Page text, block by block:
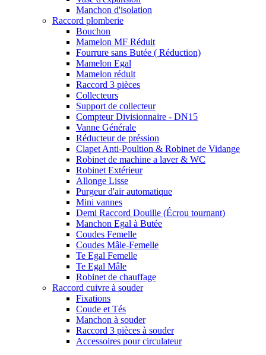
Manchon d'isolation
Raccord plomberie
Bouchon
Mamelon MF Réduit
Fourrure sans Butée ( Réduction)
Mamelon Egal
Mamelon réduit
Raccord 3 pièces
Collecteurs
Support de collecteur
Compteur Divisionnaire - DN15
Vanne Générale
Réducteur de préssion
Clapet Anti-Poultion & Robinet de Vidange
Robinet de machine a laver & WC
Robinet Extérieur
Allonge Lisse
Purgeur d'air automatique
Mini vannes
Demi Raccord Douille (Écrou tournant)
Manchon Egal à Butée
Coudes Femelle
Coudes Mâle-Femelle
Te Egal Femelle
Te Egal Mâle
Robinet de chauffage
Raccord cuivre à souder
Fixations
Coude et Tés
Manchon à souder
Raccord 3 pièces à souder
Accessoires pour circulateur